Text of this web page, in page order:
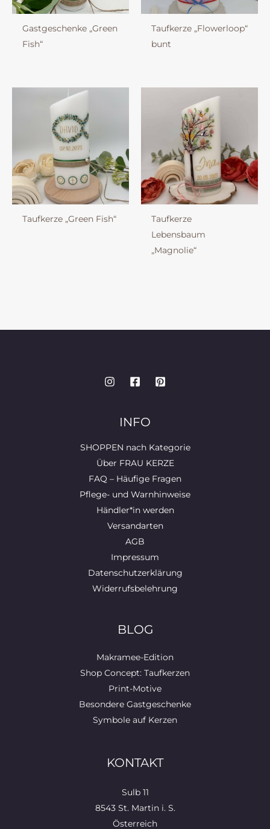
Gastgeschenke „Green
Fish“
Taufkerze „Flowerloop“
bunt
Taufkerze „Green Fish“
Taufkerze
Lebensbaum
„Magnolie“
INFO
SHOPPEN nach Kategorie
Über FRAU KERZE
FAQ – Häufige Fragen
Pflege- und Warnhinweise
Händler*in werden
Versandarten
AGB
Impressum
Datenschutzerklärung
Widerrufsbelehrung
BLOG
Makramee-Edition
Shop Concept: Taufkerzen
Print-Motive
Besondere Gastgeschenke
Symbole auf Kerzen
KONTAKT
Sulb 11
8543 St. Martin i. S.
Österreich